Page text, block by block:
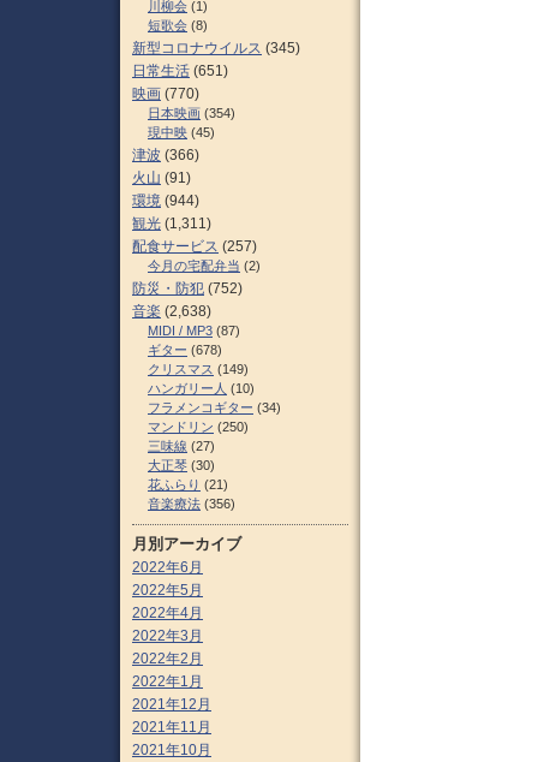
川柳会 (1)
短歌会 (8)
新型コロナウイルス (345)
日常生活 (651)
映画 (770)
日本映画 (354)
現中映 (45)
津波 (366)
火山 (91)
環境 (944)
観光 (1,311)
配食サービス (257)
今月の宅配弁当 (2)
防災・防犯 (752)
音楽 (2,638)
MIDI / MP3 (87)
ギター (678)
クリスマス (149)
ハンガリー人 (10)
フラメンコギター (34)
マンドリン (250)
三味線 (27)
大正琴 (30)
花ふらり (21)
音楽療法 (356)
月別アーカイブ
2022年6月
2022年5月
2022年4月
2022年3月
2022年2月
2022年1月
2021年12月
2021年11月
2021年10月